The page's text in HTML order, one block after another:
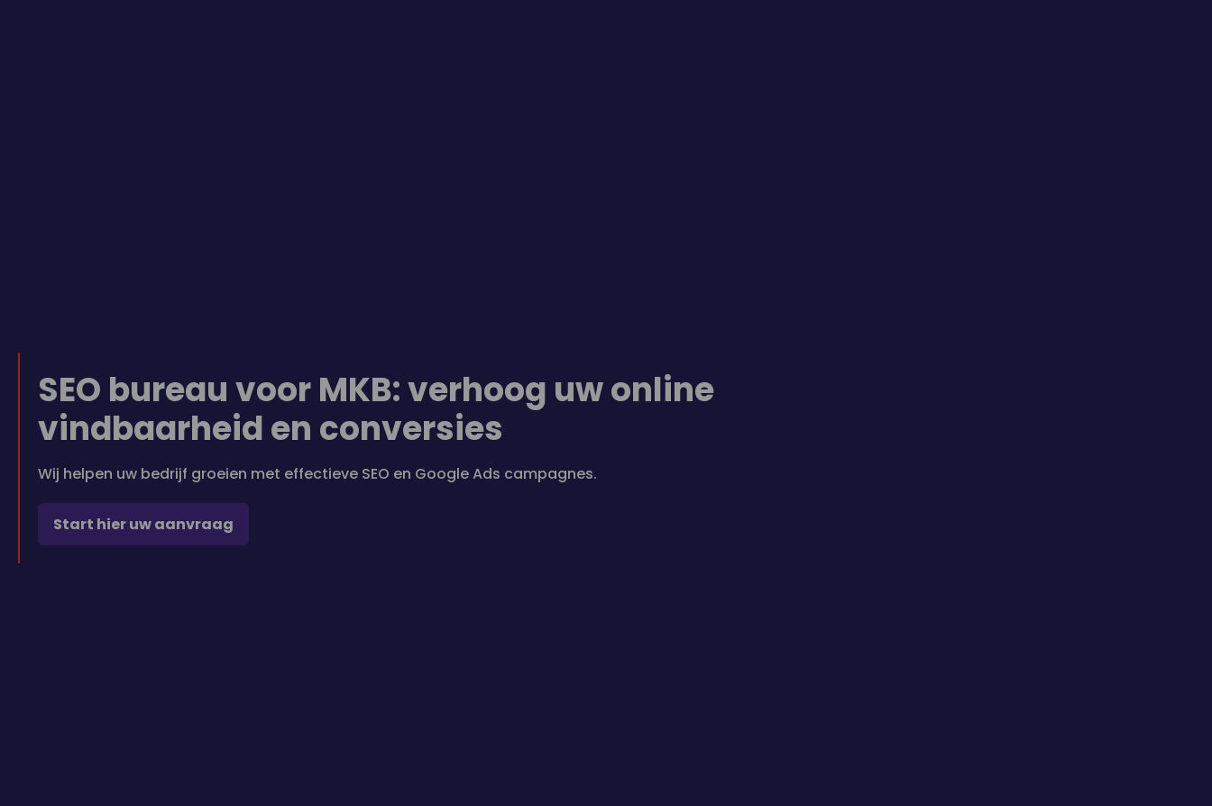
SEO bureau voor MKB: verhoog uw online
vindbaarheid en conversies
Wij helpen uw bedrijf groeien met effectieve SEO en Google Ads campagnes.
Start hier uw aanvraag